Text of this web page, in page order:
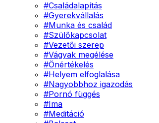
#Családalapítás
#Gyerekvállalás
#Munka és család
#Szülőkapcsolat
#Vezetői szerep
#Vágyak megélése
#Önértékelés
#Helyem elfoglalása
#Nagyobbhoz igazodás
#Pornó függés
#Ima
#Meditáció